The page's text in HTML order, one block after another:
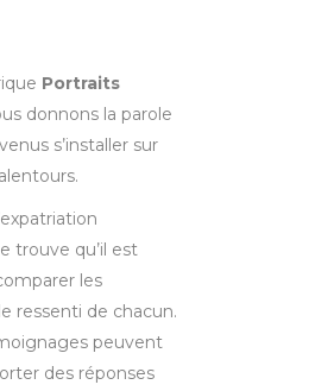
Portraits
donnons la parole
s’installer sur
trouve qu’il est
les
ressenti de chacun.
peuvent
des réponses